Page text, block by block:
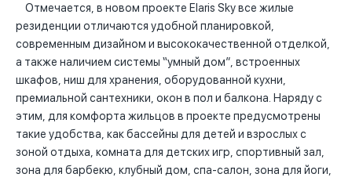
Отмечается, в новом проекте Elaris Sky все жилые
резиденции отличаются удобной планировкой,
современным дизайном и высококачественной отделкой,
а также наличием системы “умный дом”, встроенных
шкафов, ниш для хранения, оборудованной кухни,
премиальной сантехники, окон в пол и балкона. Наряду с
этим, для комфорта жильцов в проекте предусмотрены
такие удобства, как бассейны для детей и взрослых с
зоной отдыха, комната для детских игр, спортивный зал,
зона для барбекю, клубный дом, спа-салон, зона для йоги,